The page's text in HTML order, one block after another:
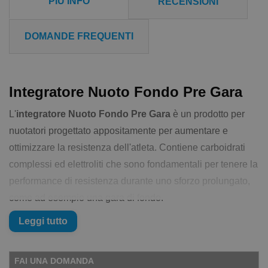
DOMANDE FREQUENTI
Integratore Nuoto Fondo Pre Gara
L'integratore Nuoto Fondo Pre Gara è un prodotto per
nuotatori progettato appositamente per aumentare e
ottimizzare la resistenza dell'atleta. Contiene carboidrati
complessi ed elettroliti che sono fondamentali per tenere la
performance di resistenza durante uno sforzo prolungato,
come ad esempio una gara di fondo.
integratore Nuoto Fondo Pre Gara
amminoacidi ramificati; questa differenziazione è perfetta
Leggi tutto
FAI UNA DOMANDA